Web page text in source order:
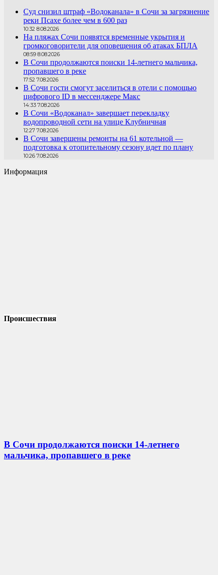
Суд снизил штраф «Водоканала» в Сочи за загрязнение
реки Псахе более чем в 600 раз
10:32 8.08.2026
На пляжах Сочи появятся временные укрытия и
громкоговорители для оповещения об атаках БПЛА
08:59 8.08.2026
В Сочи продолжаются поиски 14-летнего мальчика,
пропавшего в реке
17:52 7.08.2026
В Сочи гости смогут заселиться в отели с помощью
цифрового ID в мессенджере Макс
14:33 7.08.2026
В Сочи «Водоканал» завершает перекладку
водопроводной сети на улице Клубничная
12:27 7.08.2026
В Сочи завершены ремонты на 61 котельной —
подготовка к отопительному сезону идет по плану
10:26 7.08.2026
Информация
Происшествия
В Сочи продолжаются поиски 14-летнего
мальчика, пропавшего в реке